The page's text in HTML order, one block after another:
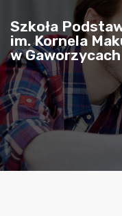
Szkoła
im. Kornela
w Gaworzycach